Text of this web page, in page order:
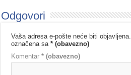
Odgovori
Vaša adresa e-pošte neće biti objavljena.
označena sa* (obavezno)
Komentar* (obavezno)